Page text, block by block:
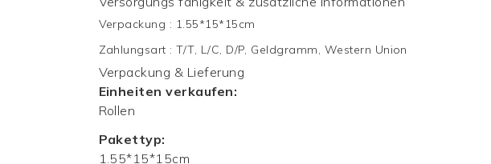
Verpackung : 1.55*15*15cm
Zahlungsart :T/T, L/C, D/P, Geldgramm, Western Union
Verpackung & Lieferung
Einheiten verkaufen:
Rollen
Pakettyp:
1.55*15*15cm